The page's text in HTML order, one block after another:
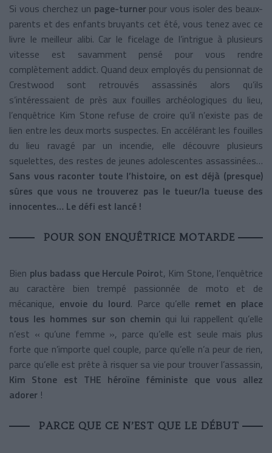
Si vous cherchez un page-turnerpour vous isoler des beaux-
parents et des enfants bruyants cet été, vous tenez avec ce
livre le meilleur alibi. Car le ficelage de l’intrigue à plusieurs
vitesse est savamment pensé pour vous rendre
complètement addict. Quand deux employés du pensionnat de
Crestwood sont retrouvés assassinés alors qu’ils
s’intéressaient de près aux fouilles archéologiques du lieu,
l’enquêtrice Kim Stone refuse de croire qu’il n’existe pas de
lien entre les deux morts suspectes. En accélérant les fouilles
du lieu ravagé par un incendie, elle découvre plusieurs
squelettes, des restes de jeunes adolescentes assassinées…
Sans vous raconter toute l’histoire, on est déjà (presque)
sûres que vous ne trouverez pas le tueur/la tueuse des
innocentes… Le défi est lancé !
POUR SON ENQUÊTRICE MOTARDE
Bien plus badass que Hercule Poirot, Kim Stone, l’enquêtrice
au caractère bien trempé passionnée de moto et de
mécanique, envoie du lourd. Parce qu’elle remet en place
tous les hommes sur son chemin qui lui rappellent qu’elle
n’est « qu’une femme », parce qu’elle est seule mais plus
forte que n’importe quel couple, parce qu’elle n’a peur de rien,
parce qu’elle est prête à risquer sa vie pour trouver l’assassin,
Kim Stone est THE héroïne féministe que vous allez
adorer !
PARCE QUE CE N’EST QUE LE DÉBUT